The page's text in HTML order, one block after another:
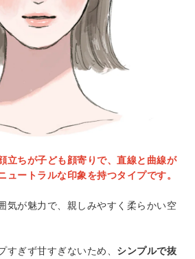
立ちが子ども顔寄りで、直線と曲線が
ュートラルな印象を持つタイプです。
気が魅力で、親しみやすく柔らかい空
すぎず甘すぎないため、 シンプルで抜